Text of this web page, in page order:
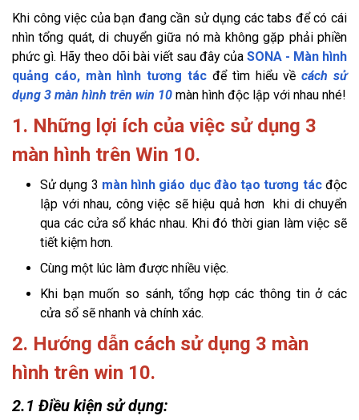
Khi công việc của bạn đang cần sử dụng các tabs để có cái
nhìn tổng quát, di chuyển giữa nó mà không gặp phải phiền
phức gì. Hãy theo dõi bài viết sau đây của SONA - Màn hình
quảng cáo, màn hình tương tác để tìm hiểu vềcách sử
dụng 3 màn hình trên win 10 màn hình độc lập với nhau nhé!
1. Những lợi ích của việc sử dụng 3
màn hình trên Win 10.
Sử dụng 3 màn hình giáo dục đào tạo tương tácđộc
lập với nhau, công việc sẽ hiệu quả hơn khi di chuyển
qua các cửa sổ khác nhau. Khi đó thời gian làm việc sẽ
tiết kiệm hơn.
Cùng một lúc làm được nhiều việc.
Khi bạn muốn so sánh, tổng hợp các thông tin ở các
cửa sổ sẽ nhanh và chính xác.
2. Hướng dẫn cách sử dụng 3 màn
hình trên win 10.
2.1 Điều kiện sử dụng: